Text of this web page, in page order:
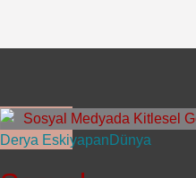
Derya Eskiyapan Dünya